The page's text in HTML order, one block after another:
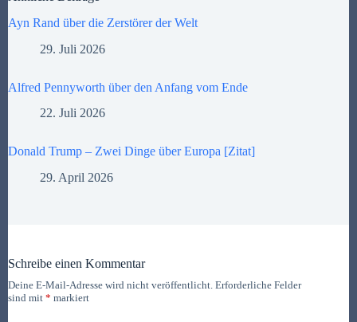
Ayn Rand über die Zerstörer der Welt
29. Juli 2026
Alfred Pennyworth über den Anfang vom Ende
22. Juli 2026
Donald Trump – Zwei Dinge über Europa [Zitat]
29. April 2026
Schreibe einen Kommentar
Deine E-Mail-Adresse wird nicht veröffentlicht. Erforderliche Felder
sind mit * markiert